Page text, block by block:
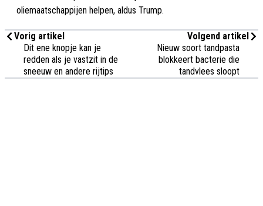
oliemaatschappijen helpen, aldus Trump.
Vorig artikel
Dit ene knopje kan je
redden als je vastzit in de
sneeuw en andere rijtips
Volgend artikel
Nieuw soort tandpasta
blokkeert bacterie die
tandvlees sloopt